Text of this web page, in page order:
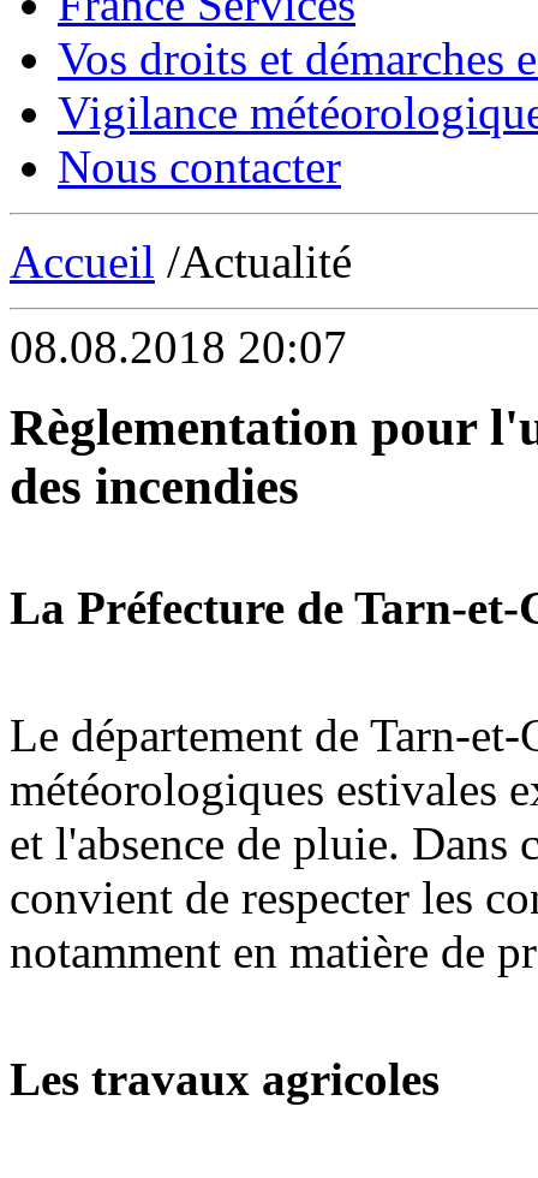
Vos droits et démarches
Vigilance
Nous contacter
Accueil /Actualité
08.08.2018 20:07
Règlementation pour
des incendies
La Préfecture de Tarn-
Le département de Tarn-
météorologiques estivales
et l'absence de pluie.
convient de respecter les
notamment en matière de
Les travaux agricoles